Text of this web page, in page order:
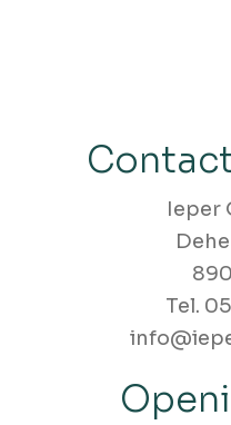
Ieper
Tel.